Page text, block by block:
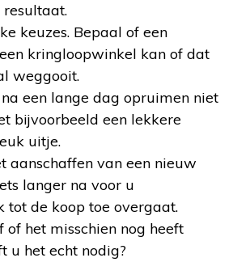
resultaat.
keuzes. Bepaal of een
kringloopwinkel kan of dat
weggooit.
een lange dag opruimen niet
bijvoorbeeld een lekkere
uitje.
aanschaffen van een nieuw
langer na voor u
tot de koop toe overgaat.
of het misschien nog heeft
u het echt nodig?